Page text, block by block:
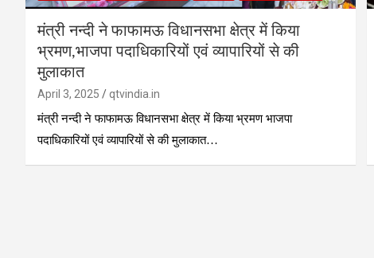
मंत्री नन्दी ने फाफामऊ विधानसभा क्षेत्र में किया
भ्रमण,भाजपा पदाधिकारियों एवं व्यापारियों से की
मुलाकात
April 3, 2025
qtvindia.in
मंत्री नन्दी ने फाफामऊ विधानसभा क्षेत्र में किया भ्रमण भाजपा
पदाधिकारियों एवं व्यापारियों से की मुलाकात…